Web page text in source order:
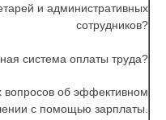
и административных
сотрудников?
система оплаты труда?
вопросов об эффективном
с помощью зарплаты.